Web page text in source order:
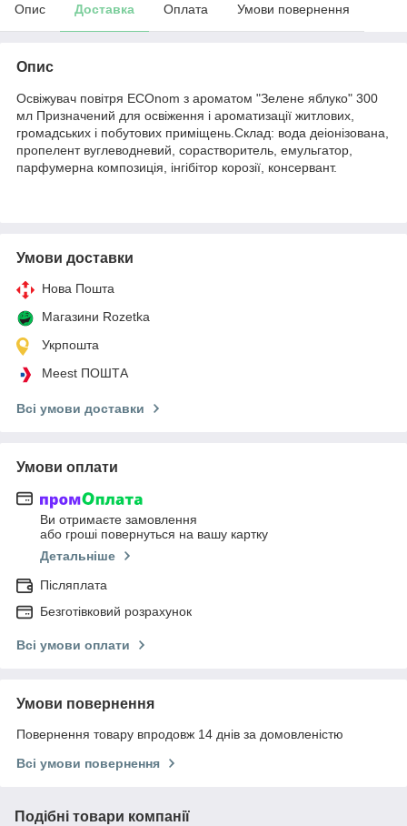
Опис Доставка Оплата Умови повернення
Опис
Освіжувач повітря ECOnom з ароматом "Зелене яблуко" 300
мл Призначений для освіження і ароматизації житлових,
громадських і побутових приміщень.Склад: вода деіонізована,
пропелент вуглеводневий, сорастворитель, емульгатор,
парфумерна композиція, інгібітор корозії, консервант.
Умови доставки
Нова Пошта
Магазини Rozetka
Укрпошта
Meest ПОШТА
Всі умови доставки
Умови оплати
Ви отримаєте замовлення
або гроші повернуться на вашу картку
Детальніше
Післяплата
Безготівковий розрахунок
Всі умови оплати
Умови повернення
Повернення товару впродовж 14 днів за домовленістю
Всі умови повернення
Подібні товари компанії